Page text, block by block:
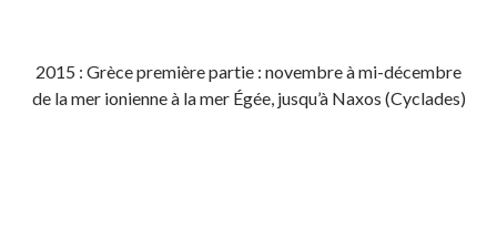
2015 : Grèce première partie : novembre à mi-décembre
de la mer ionienne à la mer Égée, jusqu’à Naxos (Cyclades)